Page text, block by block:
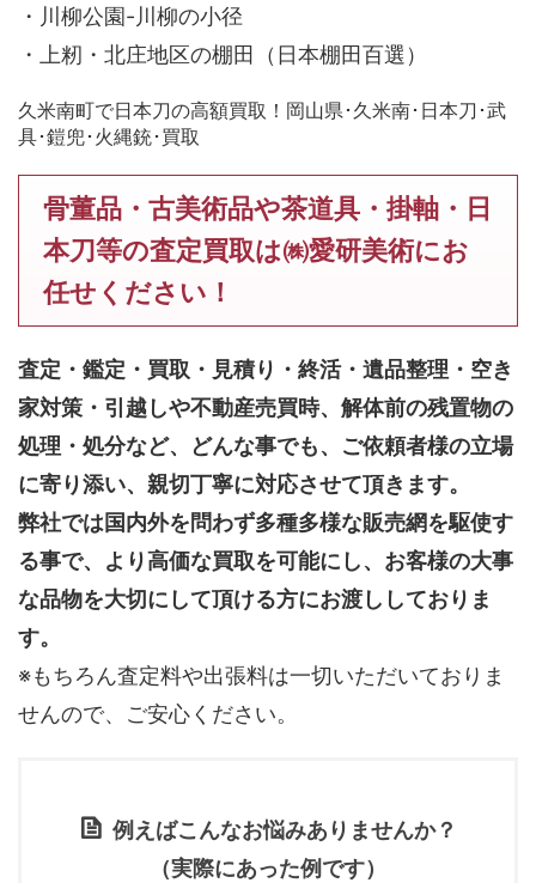
・川柳公園-川柳の小径
・上籾・北庄地区の棚田（日本棚田百選）
久米南町で日本刀の高額買取！岡山県･久米南･日本刀･武
具･鎧兜･火縄銃･買取
骨董品・古美術品や茶道具・掛軸・日
本刀等の査定買取は㈱愛研美術にお
任せください！
査定・鑑定・買取・見積り・終活・遺品整理・空き
家対策・引越しや不動産売買時、解体前の残置物の
処理・処分など、どんな事でも、 ご依頼者様の立場
に寄り添い、親切丁寧に対応させて頂きます。
弊社では国内外を問わず多種多様な販売網を駆使す
る事で、より高価な買取を可能にし、お客様の大事
な品物を大切にして頂ける方にお渡ししておりま
す。
※もちろん査定料や出張料は一切いただいておりま
せんので、ご安心ください。
例えばこんなお悩みありませんか？
（実際にあった例です）